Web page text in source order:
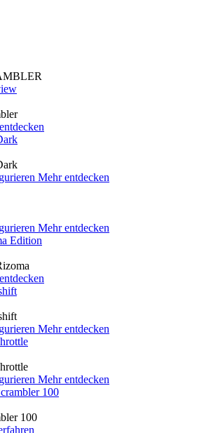
Mehr entdecken
Mehr entdecken
Edition
Mehr entdecken
Mehr entdecken
100
100